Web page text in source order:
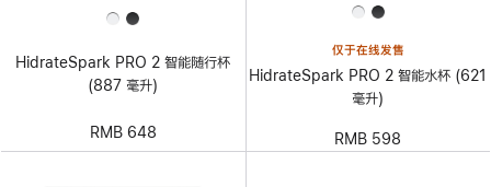
HidrateSpark PRO 2 智能随行杯
(887 毫升)
RMB 648
仅于在线发售
HidrateSpark PRO 2 智能水杯 (621
毫升)
RMB 598